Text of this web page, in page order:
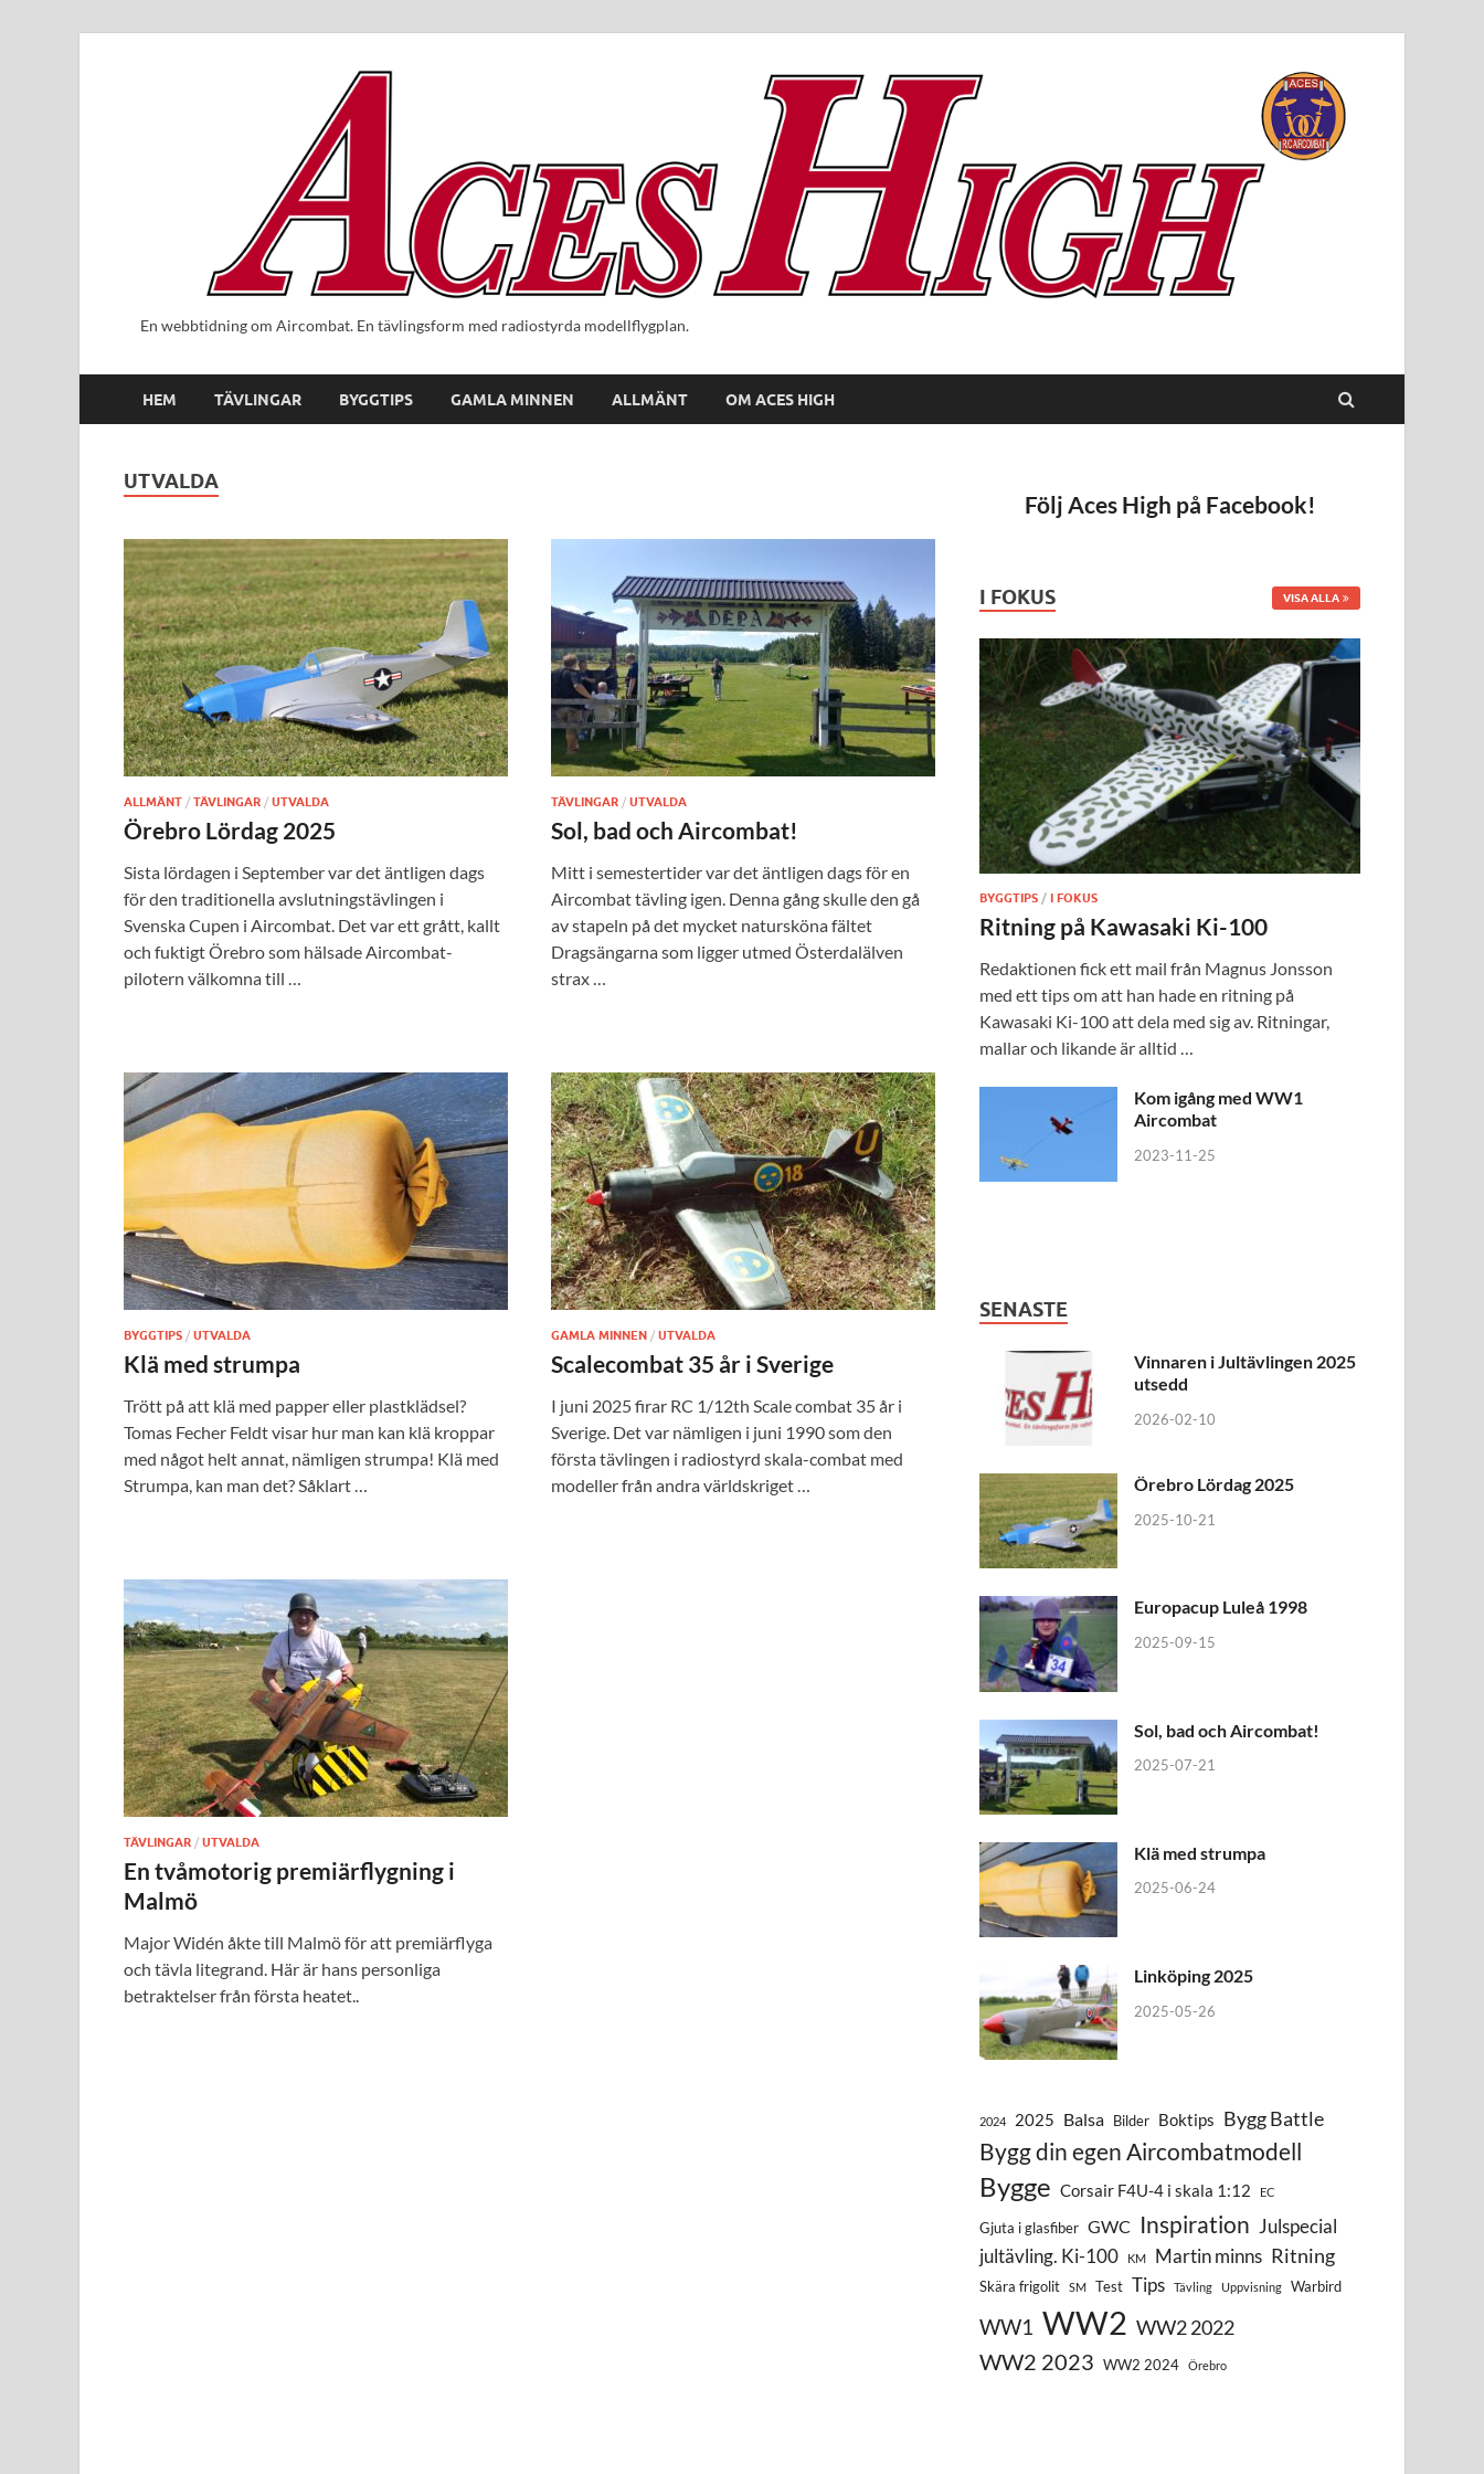
En webbtidning om Aircombat. En tävlingsform med radiostyrda modellflygplan.
HEM TÄVLINGAR BYGGTIPS GAMLA MINNEN ALLMÄNT OM ACES HIGH
UTVALDA
ALLMÄNT / TÄVLINGAR / UTVALDA
Örebro Lördag 2025
Sista lördagen i September var det äntligen dags
för den traditionella avslutningstävlingen i
Svenska Cupen i Aircombat. Det var ett grått, kallt
och fuktigt Örebro som hälsade Aircombat-
pilotern välkomna till …
TÄVLINGAR / UTVALDA
Sol, bad och Aircombat!
Mitt i semestertider var det äntligen dags för en
Aircombat tävling igen. Denna gång skulle den gå
av stapeln på det mycket natursköna fältet
Dragsängarna som ligger utmed Österdalälven
strax …
BYGGTIPS / UTVALDA
Klä med strumpa
Trött på att klä med papper eller plastklädsel?
Tomas Fecher Feldt visar hur man kan klä kroppar
med något helt annat, nämligen strumpa! Klä med
Strumpa, kan man det? Såklart …
GAMLA MINNEN / UTVALDA
Scalecombat 35 år i Sverige
I juni 2025 firar RC 1/12th Scale combat 35 år i
Sverige. Det var nämligen i juni 1990 som den
första tävlingen i radiostyrd skala-combat med
modeller från andra världskriget …
TÄVLINGAR / UTVALDA
En tvåmotorig premiärflygning i
Malmö
Major Widén åkte till Malmö för att premiärflyga
och tävla litegrand. Här är hans personliga
betraktelser från första heatet..
Följ Aces High på Facebook!
I FOKUS VISA ALLA
BYGGTIPS /I FOKUS
Ritning på Kawasaki Ki-100
Redaktionen fick ett mail från Magnus Jonsson
med ett tips om att han hade en ritning på
Kawasaki Ki-100 att dela med sig av. Ritningar,
mallar och likande är alltid …
Kom igång med WW1
Aircombat
2023-11-25
SENASTE
Vinnaren i Jultävlingen 2025
utsedd
2026-02-10
Örebro Lördag 2025
2025-10-21
Europacup Luleå 1998
2025-09-15
Sol, bad och Aircombat!
2025-07-21
Klä med strumpa
2025-06-24
Linköping 2025
2025-05-26
2024 2025 Balsa Bilder Boktips Bygg Battle
Bygg din egen Aircombatmodell
Bygge Corsair F4U-4 i skala 1:12 EC
Gjuta i glasfiber GWC Inspiration Julspecial
jultävling. Ki-100
KM Martin minns Ritning
Skära frigolit SM Test Tips Tävling Uppvisning Warbird
WW1 WW2 WW2 2022
WW2 2023 WW2 2024 Örebro